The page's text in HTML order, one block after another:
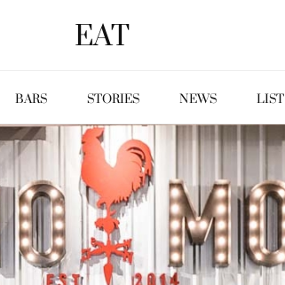
EAT
BARS STORIES NEWS LIST